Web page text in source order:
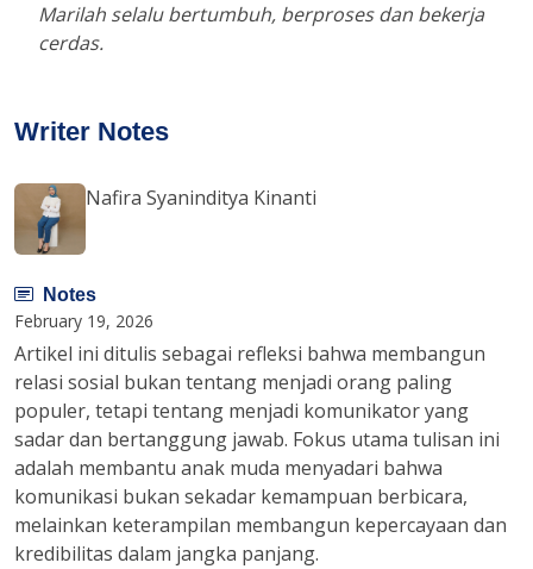
Marilah selalu bertumbuh, berproses dan bekerja
cerdas.
Writer Notes
Nafira Syaninditya Kinanti
Notes
February 19, 2026
Artikel ini ditulis sebagai refleksi bahwa membangun
relasi sosial bukan tentang menjadi orang paling
populer, tetapi tentang menjadi komunikator yang
sadar dan bertanggung jawab. Fokus utama tulisan ini
adalah membantu anak muda menyadari bahwa
komunikasi bukan sekadar kemampuan berbicara,
melainkan keterampilan membangun kepercayaan dan
kredibilitas dalam jangka panjang.